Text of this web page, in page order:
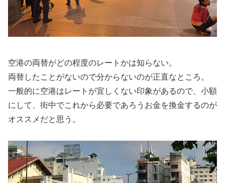
空港の両替がどの程度のレートかは知らない。
両替したことがないので分からないのが正直なところ。
一般的に空港はレートが宜しくない印象があるので、小額
にして、街中でこれから必要であろうお金を換金するのが
オススメだと思う。